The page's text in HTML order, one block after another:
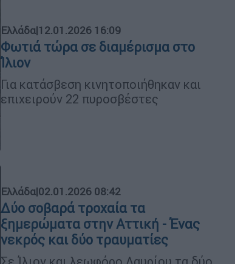
Ελλάδα|12.01.2026 16:09
Φωτιά τώρα σε διαμέρισμα στο
Ίλιον
Για κατάσβεση κινητοποιήθηκαν και
επιχειρούν 22 πυροσβέστες
Ελλάδα|02.01.2026 08:42
Δύο σοβαρά τροχαία τα
ξημερώματα στην Αττική - Ένας
νεκρός και δύο τραυματίες
Σε Ίλιον και λεωφόρο Λαυρίου τα δύο